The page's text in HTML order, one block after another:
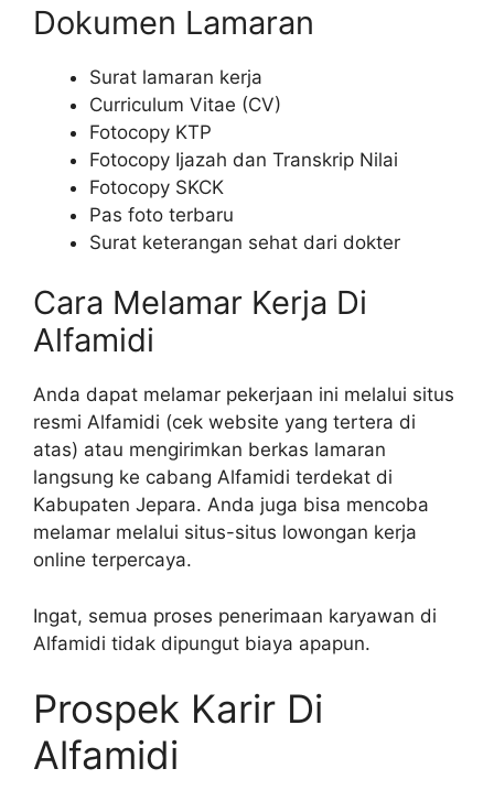
Dokumen Lamaran
Surat lamaran kerja
Curriculum Vitae (CV)
Fotocopy KTP
Fotocopy Ijazah dan Transkrip Nilai
Fotocopy SKCK
Pas foto terbaru
Surat keterangan sehat dari dokter
Cara Melamar Kerja Di
Alfamidi
Anda dapat melamar pekerjaan ini melalui situs
resmi Alfamidi (cek website yang tertera di
atas) atau mengirimkan berkas lamaran
langsung ke cabang Alfamidi terdekat di
Kabupaten Jepara. Anda juga bisa mencoba
melamar melalui situs-situs lowongan kerja
online terpercaya.
Ingat, semua proses penerimaan karyawan di
Alfamidi tidak dipungut biaya apapun.
Prospek Karir Di
Alfamidi